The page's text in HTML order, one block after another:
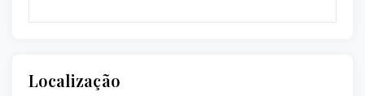
Localização